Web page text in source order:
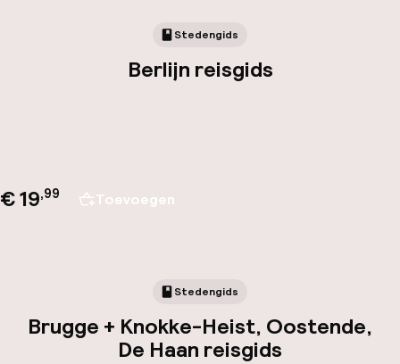
Stedengids
Berlijn reisgids
€ 19,99 Toevoegen
Stedengids
Brugge + Knokke-Heist, Oostende,
De Haan reisgids